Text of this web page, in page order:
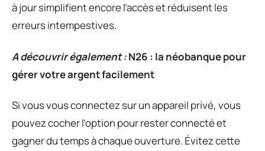
à jour simplifient encore l’accès et réduisent les
erreurs intempestives.
A découvrir également :N26 : la néobanque pour
gérer votre argent facilement
Si vous vous connectez sur un appareil privé, vous
pouvez cocher l’option pour rester connecté et
gagner du temps à chaque ouverture. Évitez cette